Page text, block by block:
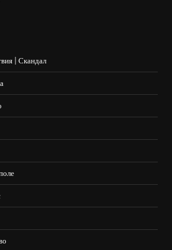
| Скандал